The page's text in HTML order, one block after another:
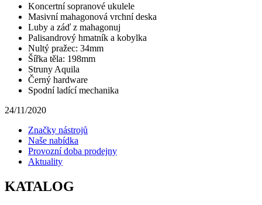
Koncertní sopranové ukulele
Masivní mahagonová vrchní deska
Luby a záď z mahagonuj
Palisandrový hmatník a kobylka
Nultý pražec: 34mm
Šířka těla: 198mm
Struny Aquila
Černý hardware
Spodní ladící mechanika
24/11/2020
Značky nástrojů
Naše nabídka
Provozní doba prodejny
Aktuality
KATALOG